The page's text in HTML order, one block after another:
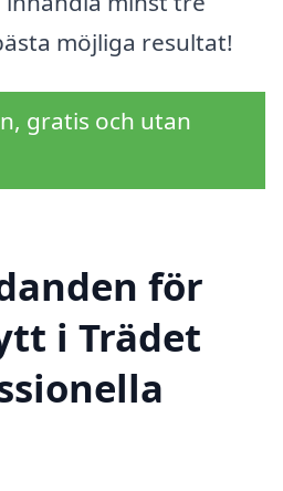
möjliga resultat!
gratis och utan
för
i Trädet